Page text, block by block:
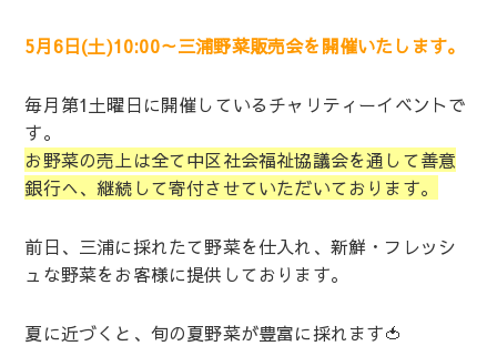
5月6日(土)10:00～三浦野菜販売会を開催いたします。
毎月第1土曜日に開催しているチャリティーイベントで
す。
お野菜の売上は全て中区社会福祉協議会を通して善意
銀行へ、継続して寄付させていただいております。
前日、三浦に採れたて野菜を仕入れ、新鮮・フレッシ
ュな野菜をお客様に提供しております。
夏に近づくと、旬の夏野菜が豊富に採れます🍅